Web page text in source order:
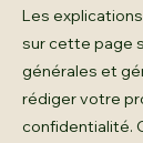
Les
sur cette page
générales et
rédiger votre
confidentialité.